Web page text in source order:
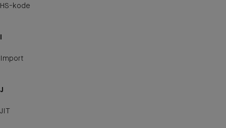
HS-kode
Import
J
JIT